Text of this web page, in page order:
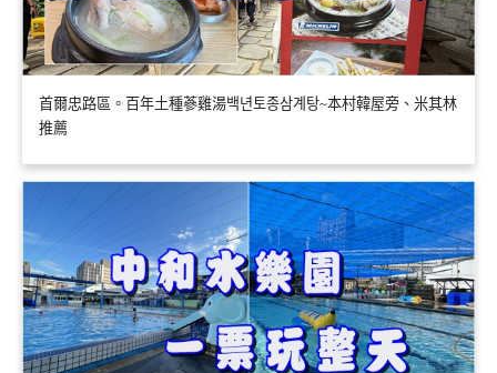
首爾忠路區。百年土種蔘雞湯백년토종삼계탕~本村韓屋旁、米其林
推薦